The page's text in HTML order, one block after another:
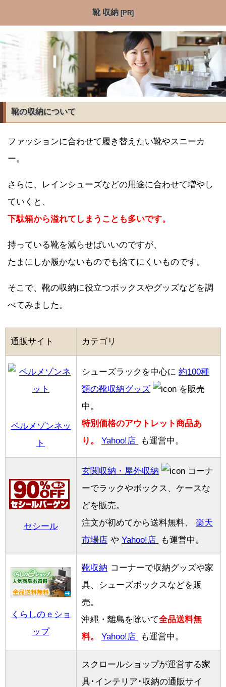
靴 収納[PR]
靴の収納について
ファッションに合わせて履き替えたい靴やスニーカ
ー。
さらに、レインシューズなどの用途に合わせて増やし
ていくと、
下駄箱から溢れてしまうことも多いです。
持っている靴を減らせばいいのですが、
たまにしか履かないものでも捨てにくいものです。
そこで、靴の収納に役立つボックスやグッズなどを調
べてみました。
通販サイト カテゴリ
ベルメゾンネッ
ト
シューズラックを中心に 約100種
類の靴収納グッズ
を販売
中。
特別価格のアウトレット商品あ
り。
Yahoo!店 も運営中。
セシール
玄関収納・屋外収納
コーナ
ーでラックやボックス、ケースな
どを販売。
注文が初めてから送料無料、 楽天
市場店 や Yahoo!店 も運営中。
くらしのｅショ
ップ
靴収納 コーナーで収納グッズや家
具、シューズボックスなどを販
売。
沖縄・離島を除いて全品送料無
料。
Yahoo!店 も運営中。
スクロールショップが運営する家
具･インテリア･収納の通販サイ